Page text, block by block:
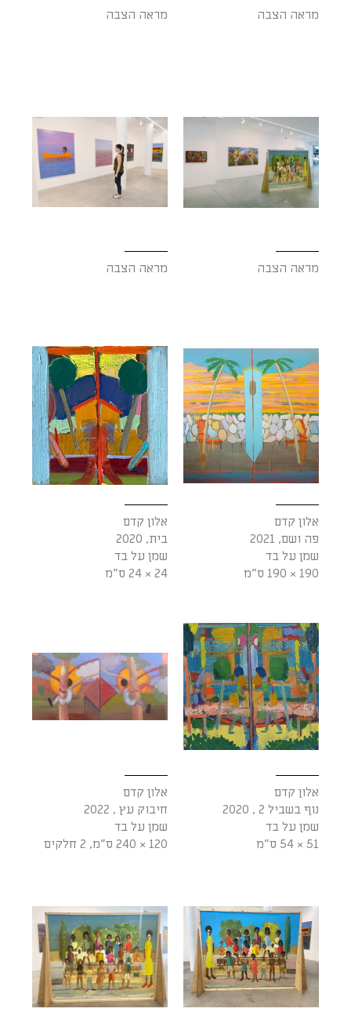
מראה הצבה מראה הצבה
מראה הצבה מראה הצבה
אלון קדם
פה ושם, 2021
שמן על בד
190 × 190 ס"מ
אלון קדם
בית, 2020
שמן על בד
24 × 24 ס"מ
אלון קדם
נוף בשביל 2 , 2020
שמן על בד
51 × 54 ס"מ
אלון קדם
חיבוק עץ , 2022
שמן על בד
120 × 240 ס"מ, 2 חלקים